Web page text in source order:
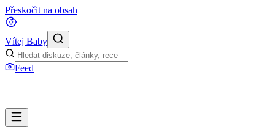
Přeskočit na obsah
Vítej Baby
Feed